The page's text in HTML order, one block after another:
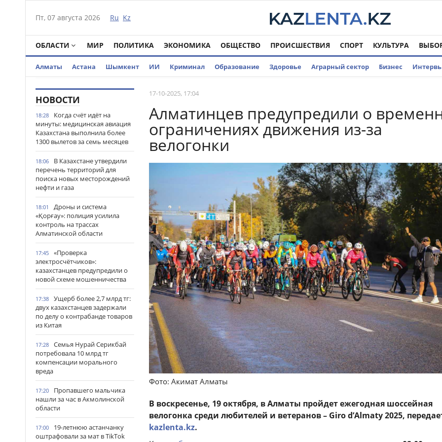
Пт, 07 августа 2026 Ru Kz
ОБЛАСТИ МИР ПОЛИТИКА ЭКОНОМИКА ОБЩЕСТВО ПРОИСШЕСТВИЯ СПОРТ КУЛЬТУРА
Алматы Астана Шымкент ИИ Криминал Образование Здоровье Аграрный сектор Бизнес
НОВОСТИ
18:28
Когда счёт идёт на
минуты: медицинская авиация
Казахстана выполнила более
1300 вылетов за семь месяцев
18:06
В Казахстане утвердили
перечень территорий для
поиска новых месторождений
нефти и газа
18:01
Дроны и система
«Қорғау»: полиция усилила
контроль на трассах
Алматинской области
17:45
«Проверка
электросчётчиков»:
казахстанцев предупредили о
новой схеме мошенничества
17:38
Ущерб более 2,7 млрд тг:
двух казахстанцев задержали
по делу о контрабанде товаров
из Китая
17:28
Семья Нурай Серикбай
потребовала 10 млрд тг
компенсации морального
вреда
17:20
Пропавшего мальчика
нашли за час в Акмолинской
области
17:00
19-летнюю астанчанку
оштрафовали за мат в TikTok
17-10-2025, 17:04
Алматинцев предупредили о
ограничениях движения из-за
велогонки
Фото: Акимат Алматы
В воскресенье, 19 октября, в Алматы пройдет ежегодная шоссейная
велогонка среди любителей и ветеранов – Giro d’Almaty 2025,
kazlenta.kz.